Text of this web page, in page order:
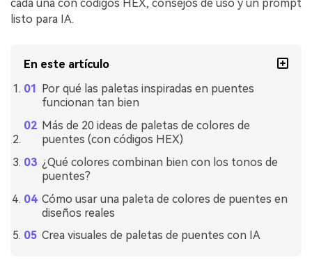
cada una con códigos HEX, consejos de uso y un prompt
listo para IA.
En este artículo
Por qué las paletas inspiradas en puentes
funcionan tan bien
Más de 20 ideas de paletas de colores de
puentes (con códigos HEX)
¿Qué colores combinan bien con los tonos de
puentes?
Cómo usar una paleta de colores de puentes en
diseños reales
Crea visuales de paletas de puentes con IA